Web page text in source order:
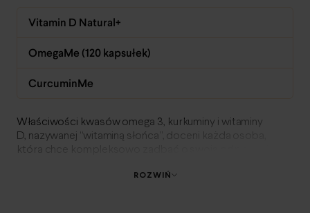
Vitamin D Natural+
OmegaMe (120 kapsułek)
CurcuminMe
Właściwości kwasów omega 3, kurkuminy i witaminy
D, nazywanej “witaminą słońca”, doceni każda osoba,
która chce kompleksowo zadbać o swoją odporność.
ROZWIŃ